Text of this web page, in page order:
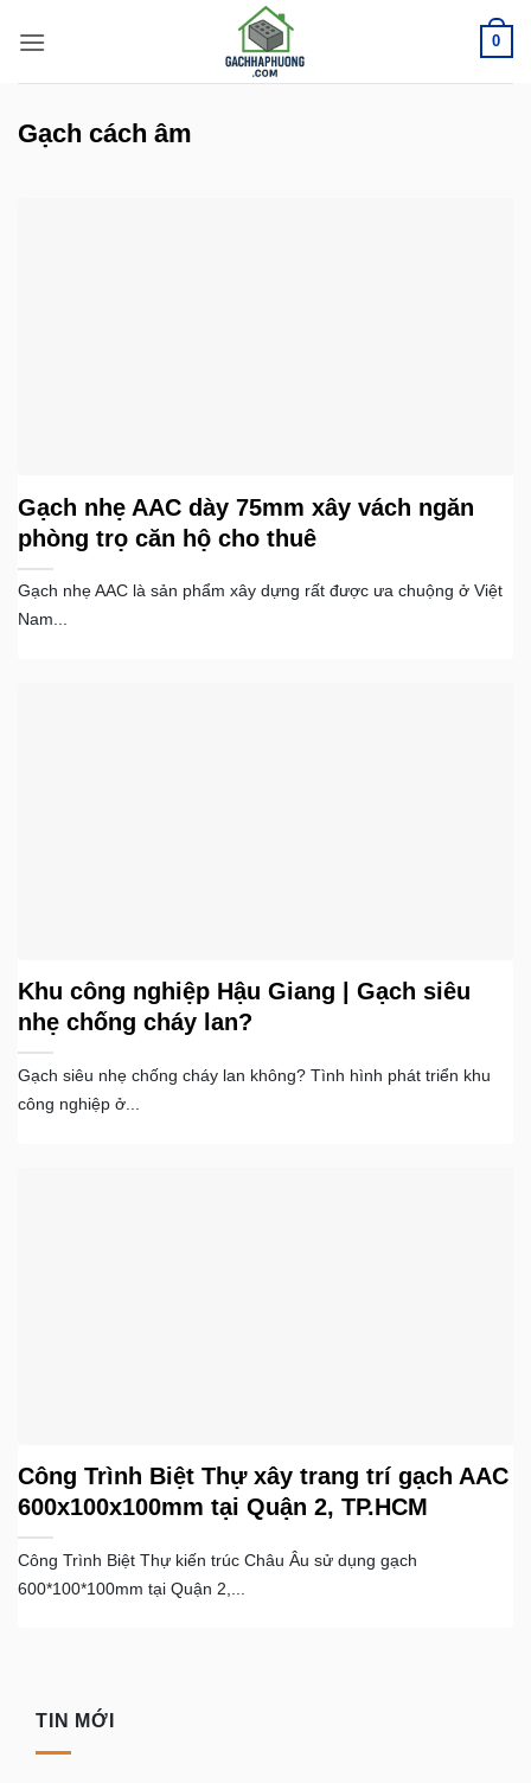
qua
nội
0
Gạch cách âm
Gạch nhẹ AAC dày 75mm xây vách ngăn
phòng trọ căn hộ cho thuê
Gạch nhẹ AAC là sản phẩm xây dựng rất được ưa chuộng ở Việt
Nam...
Khu công nghiệp Hậu Giang | Gạch siêu
nhẹ chống cháy lan?
Gạch siêu nhẹ chống cháy lan không? Tình hình phát triển khu
công nghiệp ở...
Công Trình Biệt Thự xây trang trí gạch AAC
600x100x100mm tại Quận 2, TP.HCM
Công Trình Biệt Thự kiến trúc Châu Âu sử dụng gạch
600*100*100mm tại Quận 2,...
TIN MỚI